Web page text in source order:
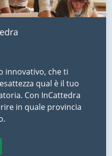
innovativo, che ti
qual è il tuo
Con InCattedra
in quale provincia